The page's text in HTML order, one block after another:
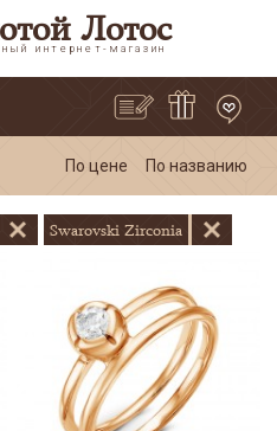
Лотос
интернет-магазин
По цене По названию
Swarovski Zirconia